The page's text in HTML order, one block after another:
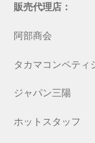
販売代理店：
阿部商会
タカマコンペティ
ジャパン三陽
ホットスタッフ